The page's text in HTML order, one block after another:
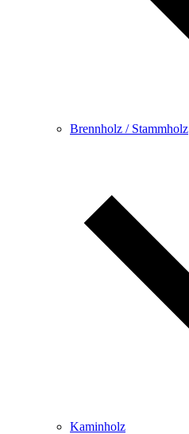
Brennholz / Stammholz
Kaminholz